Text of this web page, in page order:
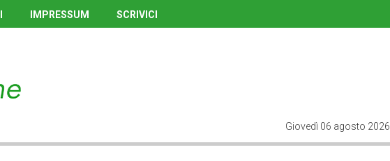
IMPRESSUM SCRIVICI
Giovedì 06 agosto 2026